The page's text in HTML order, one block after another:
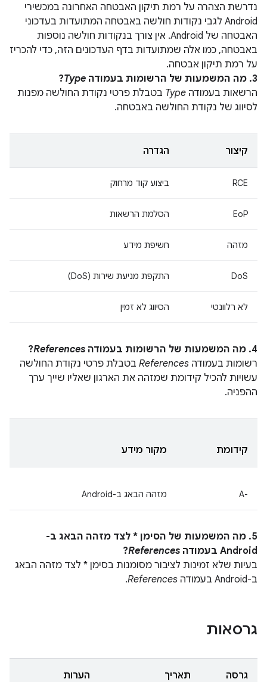
נדרשת הצהרה על רמת תיקון האבטחה האחרונה במכשירי
Android לגבי נקודות חולשה באבטחה המתועדות בעדכוני
האבטחה של Android. אין צורך בנקודות חולשה נוספות
באבטחה, כמו אלה שמתועדות בדף העדכונים הזה, כדי להכריז
על רמת תיקון אבטחה.
3. מה המשמעות של הרשומות בעמודה
Type
?
הרשאות בעמודה Type בטבלת פרטי נקודת החולשה מפנות
לסיווג של נקודת החולשה באבטחה.
קיצור הגדרה
RCE ביצוע קוד מרחוק
EoP הסלמת הרשאות
מזהה חשיפת מידע
DoS התקפת מניעת שירות (DoS)
לא רלוונטי הסיווג לא זמין
4. מה המשמעות של הרשומות בעמודה References
?
רשומות בעמודה References בטבלת פרטי נקודת החולשה
עשויות להכיל קידומת שמזהה את הארגון שאליו שייך ערך
ההפניה.
קידומת מקור מידע
A-‎ מזהה הבאג ב-Android
5. מה המשמעות של הסימן * לצד מזהה הבאג ב-
Android בעמודה
References
?
בעיות שלא זמינות לציבור מסומנות בסימן * לצד מזהה הבאג
ב-Android בעמודה
References
.
גרסאות
גרסה תאריך הערות